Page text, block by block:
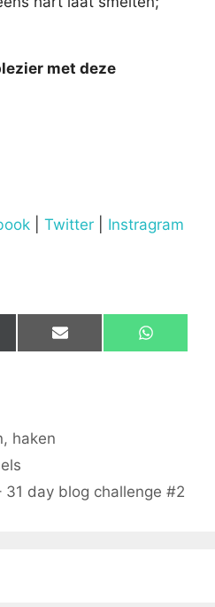
met deze
Twitter
Instragram
Share
on
E
m
Share
on
W
h
, haken
day blog challenge #2